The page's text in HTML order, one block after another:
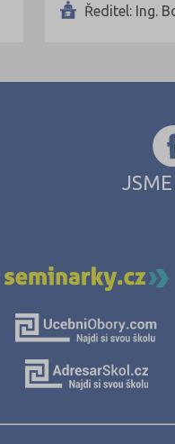
Liberec (5)
Mladá Boleslav
Olomouc (9)
Opava (5)
Pardubice (3)
Ředitel: Ing.